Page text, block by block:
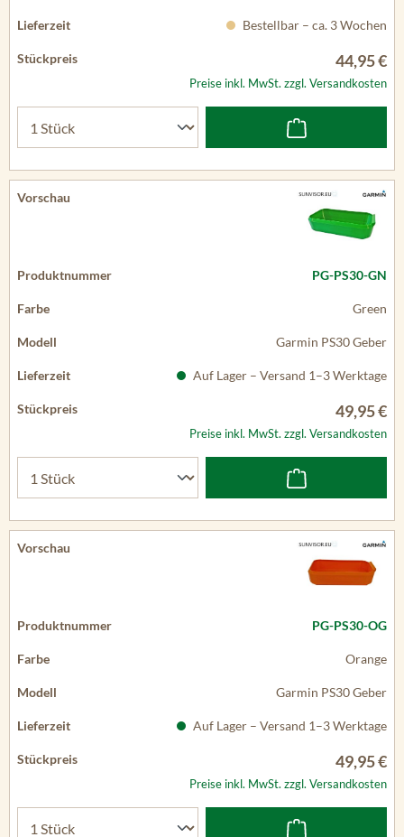
Bestellbar – ca. 3 Wochen
44,95 €
Preise inkl. MwSt. zzgl. Versandkosten
PG-PS30-GN
Green
Garmin PS30 Geber
Auf Lager – Versand 1–3 Werktage
49,95 €
Preise inkl. MwSt. zzgl. Versandkosten
PG-PS30-OG
Orange
Garmin PS30 Geber
Auf Lager – Versand 1–3 Werktage
49,95 €
Preise inkl. MwSt. zzgl. Versandkosten